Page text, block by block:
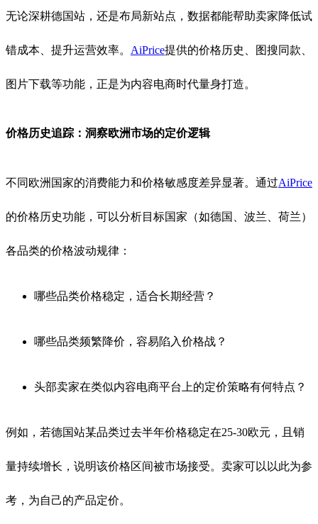
无论深耕德国站，还是布局新站点，数据都能帮助卖家降低试
错成本、提升运营效率。 AiPrice提供的价格历史、图搜同款、
图片下载等功能，正是为内容电商时代量身打造。
价格历史追踪：洞察欧洲市场的定价逻辑
不同欧洲国家的消费能力和价格敏感度差异显著。通过AiPrice
的价格历史功能，可以分析目标国家（如德国、波兰、荷兰）
各品类的价格波动规律：
哪些品类价格稳定，适合长期经营？
哪些品类频繁降价，容易陷入价格战？
头部卖家在类似内容电商平台上的定价策略有何特点？
例如，若德国站某品类过去半年价格稳定在25-30欧元，且销
量持续增长，说明该价格区间被市场接受。卖家可以以此为参
考，为自己的产品定价。